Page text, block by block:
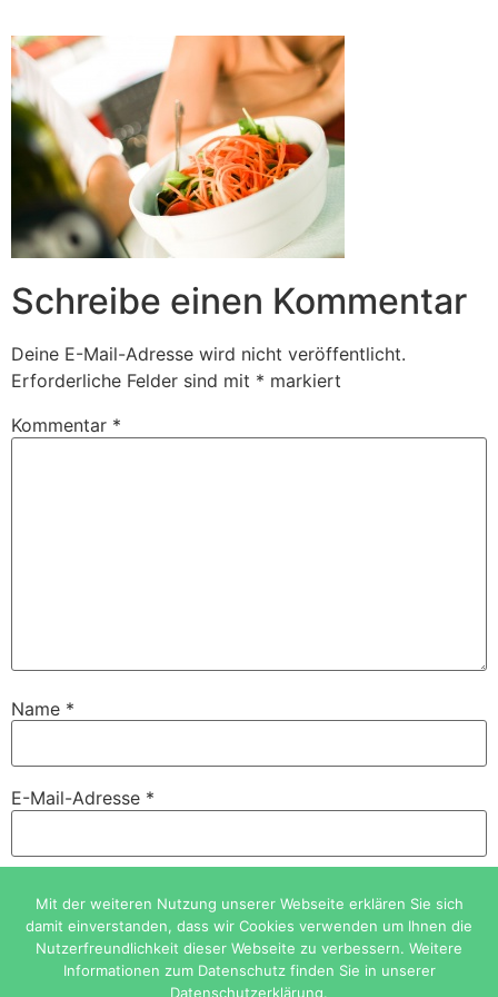
Inhalt
springen
Schreibe einen Kommentar
Deine E-Mail-Adresse wird nicht veröffentlicht.
Erforderliche Felder sind mit * markiert
Kommentar *
Name *
E-Mail-Adresse *
Mit der weiteren Nutzung unserer Webseite erklären Sie sich
damit einverstanden, dass wir Cookies verwenden um Ihnen die
Nutzerfreundlichkeit dieser Webseite zu verbessern. Weitere
Informationen zum Datenschutz finden Sie in unserer
Datenschutzerklärung.